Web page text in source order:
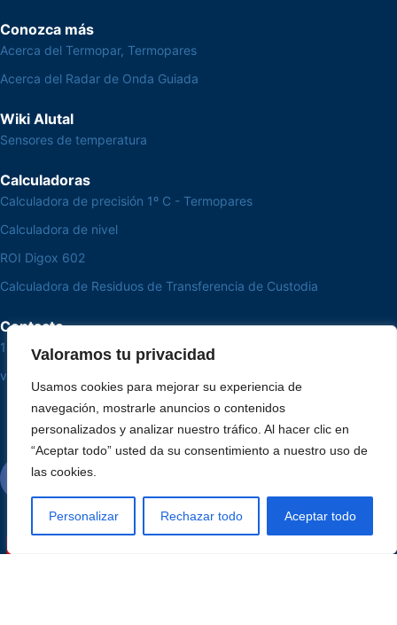
Valoramos tu privacidad
Usamos cookies para mejorar su experiencia de
navegación, mostrarle anuncios o contenidos
personalizados y analizar nuestro tráfico. Al hacer clic en
“Aceptar todo” usted da su consentimiento a nuestro uso de
las cookies.
Personalizar Rechazar todo Aceptar todo
Conozca más
Acerca del Termopar, Termopares
Acerca del Radar de Onda Guiada
Wiki Alutal
Sensores de temperatura
Calculadoras
Calculadora de precisión 1º C - Termopares
Calculadora de nivel
ROI Digox 602
Calculadora de Residuos de Transferencia de Custodia
Contacto
15 3033-8008
vendas@alutal.com.br